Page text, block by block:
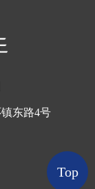
东路4号
Top